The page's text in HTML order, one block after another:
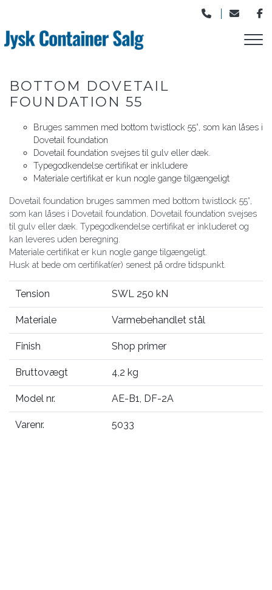
hovedindhold
BOTTOM DOVETAIL
FOUNDATION 55
Bruges sammen med bottom twistlock 55°, som kan låses i
Dovetail foundation
Dovetail foundation svejses til gulv eller dæk.
Typegodkendelse certifikat er inkludere
Materiale certifikat er kun nogle gange tilgængeligt
Dovetail foundation bruges sammen med bottom twistlock 55°,
som kan låses i Dovetail foundation. Dovetail foundation svejses
til gulv eller dæk. Typegodkendelse certifikat er inkluderet og
kan leveres uden beregning.
Materiale certifikat er kun nogle gange tilgængeligt.
Husk at bede om certifikat(er) senest på ordre tidspunkt.
Tension SWL 250 kN
Materiale Varmebehandlet stål
Finish Shop primer
Bruttovægt 4,2 kg
Model nr. AE-B1, DF-2A
Varenr. 5033